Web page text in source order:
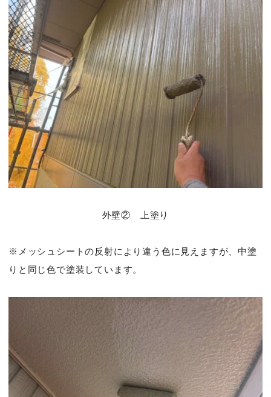
外壁② 上塗り
※メッシュシートの反射により違う色に見えますが、中塗
りと同じ色で塗装しています。